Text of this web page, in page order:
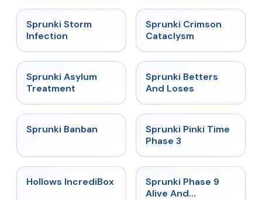
★
Sprunki Storm
Infection
★ 4.7
Sprunki Crimson
Cataclysm
★
Sprunki Asylum
Treatment
★
Sprunki Betters
And Loses
★
Sprunki Banban ★ 4.9
Sprunki Pinki Time
Phase 3
★ 4.3
Hollows IncrediBox ★
Sprunki Phase 9
Alive And